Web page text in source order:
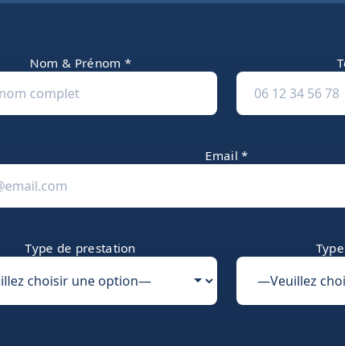
Nom & Prénom *
Email *
Type de prestation